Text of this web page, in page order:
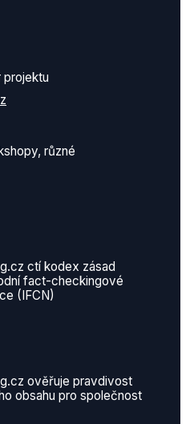
projektu
různé
ctí kodex zásad
fact-checkingové
(IFCN)
ověřuje pravdivost
obsahu pro společnost